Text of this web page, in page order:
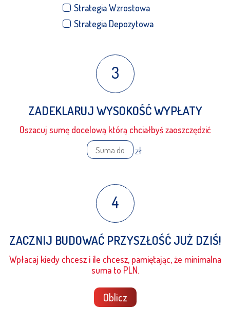
Strategia Wzrostowa
Strategia Depozytowa
3
ZADEKLARUJ WYSOKOŚĆ WYPŁATY
Oszacuj sumę docelową którą chciałbyś zaoszczędzić
zł
4
ZACZNIJ BUDOWAĆ PRZYSZŁOŚĆ JUŻ DZIŚ!
Wpłacaj kiedy chcesz i ile chcesz, pamiętając, że minimalna
suma to PLN.
Oblicz